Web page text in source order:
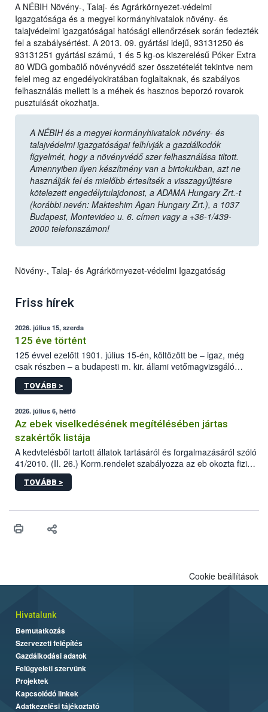
A NÉBIH Növény-, Talaj- és Agrárkörnyezet-védelmi
Igazgatósága és a megyei kormányhivatalok növény- és
talajvédelmi igazgatóságai hatósági ellenőrzések során fedezték
fel a szabálysértést. A 2013. 09. gyártási idejű, 93131250 és
93131251 gyártási számú, 1 és 5 kg-os kiszerelésű Póker Extra
80 WDG gombaölő növényvédő szer összetételét tekintve nem
felel meg az engedélyokiratában foglaltaknak, és szabályos
felhasználás mellett is a méhek és hasznos beporzó rovarok
pusztulását okozhatja.
A NÉBIH és a megyei kormányhivatalok növény- és
talajvédelmi igazgatóságai felhívják a gazdálkodók
figyelmét, hogy a növényvédő szer felhasználása tiltott.
Amennyiben ilyen készítmény van a birtokukban, azt ne
használják fel és mielőbb értesítsék a visszagyűjtésre
kötelezett engedélytulajdonost, a ADAMA Hungary Zrt.-t
(korábbi nevén: Makteshim Agan Hungary Zrt.), a 1037
Budapest, Montevideo u. 6. címen vagy a +36-1/439-
2000 telefonszámon!
Növény-, Talaj- és Agrárkörnyezet-védelmi Igazgatóság
Friss hírek
2026. július 15, szerda
125 éve történt
125 évvel ezelőtt 1901. július 15-én, költözött be – igaz, még
csak részben – a budapesti m. kir. állami vetőmagvizsgáló
állomás a Kis Rókus utca 15. szám alatti, Czigler Győző által
tervezett új épületébe.
TOVÁBB >
2026. július 6, hétfő
Az ebek viselkedésének megítélésében jártas
szakértők listája
A kedvtelésből tartott állatok tartásáról és forgalmazásáról szóló
41/2010. (II. 26.) Korm.rendelet szabályozza az eb okozta fizikai
sérülés, illetve ennek veszélye keletkezésekor felmerülő
hatósági feladatokat, valamint a veszélyes eb tartását és annak
vonni az ebek viselkedésének megítélésében jártas szakértőt.
TOVÁBB >
Cookie beállítások
Hivatalunk
Bemutatkozás
Szervezeti felépítés
Gazdálkodási adatok
Felügyeleti szervünk
Projektek
Kapcsolódó linkek
Adatkezelési tájékoztató